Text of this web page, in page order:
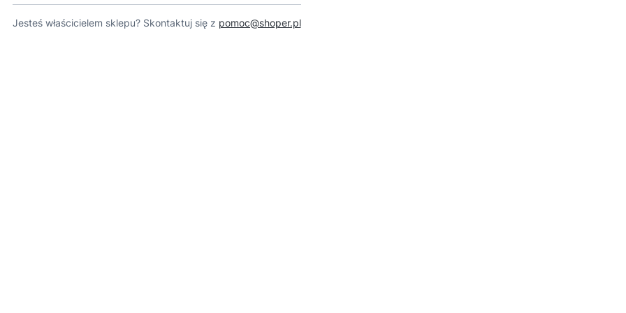
Jesteś właścicielem sklepu? Skontaktuj się z pomoc@shoper.pl